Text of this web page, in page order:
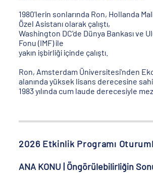
1980'lerin sonlarında Ron, Hollanda
Özel Asistanı olarak çalıştı,
Washington DC'de Dünya Bankası ve
Fonu (IMF) ile
yakın işbirliği içinde çalıştı.
Ron, Amsterdam Üniversitesi'nden
alanında yüksek lisans derecesine
1983 yılında cum laude derecesiyle
2026 Etkinlik Programı
ANA KONU | Öngörülebilirliğin